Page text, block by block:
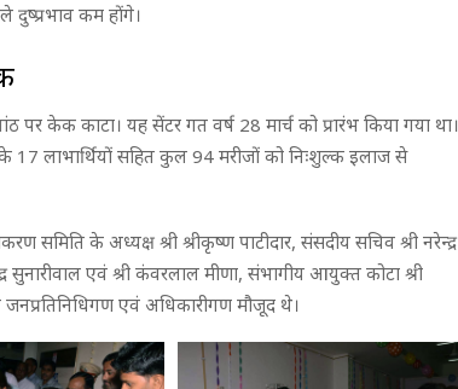
कम होंगे।
केक काटा। यह सेंटर गत वर्ष 28 मार्च को प्रारंभ किया गया था।
17 लाभार्थियों सहित कुल 94 मरीजों को निःशुल्क इलाज से
समिति के अध्यक्ष श्री श्रीकृष्ण पाटीदार, संसदीय सचिव श्री नरेन्द्र
सुनारीवाल एवं श्री कंवरलाल मीणा, संभागीय आयुक्त कोटा श्री
एवं अधिकारीगण मौजूद थे।